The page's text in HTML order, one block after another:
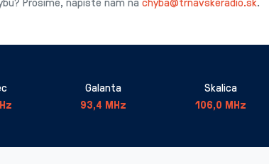
Galanta
93,4 MHz
Skalica
106,0 MHz